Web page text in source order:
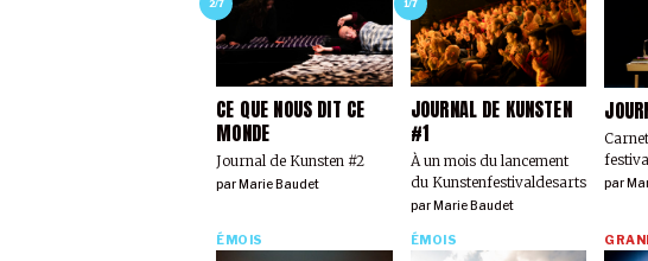
2/7
CE QUE NOUS DIT CE
MONDE
Journal de Kunsten #2
par Marie Baudet
1/7
JOURNAL DE KUNSTEN
#1
À un mois du lancement
du Kunstenfestivaldesarts
par Marie Baudet
par
ÉMOIS ÉMOIS